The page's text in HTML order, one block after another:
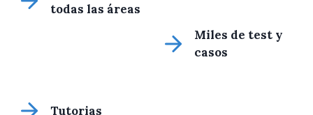
todas las áreas
Miles de test y
casos
Tutorias